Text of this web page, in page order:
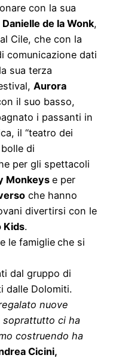
con la sua
Danielle de la Wonk,
Cile, che con la
comunicazione dati
sua terza
Aurora
il suo basso,
i passanti in
il “teatro dei
di
per gli spettacoli
Monkeyse per
che hanno
divertirsi con le
Kids.
le famiglie che si
dal gruppo di
dalle Dolomiti.
nuove
soprattutto ci ha
costruendo ha
Cicini,